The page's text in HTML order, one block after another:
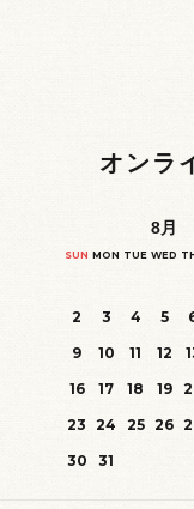
オンラ
8月
SUN MON TUE WED
2
3 4 5
9
10 11 12
16
17 18 19
23 24 25 26
30
31